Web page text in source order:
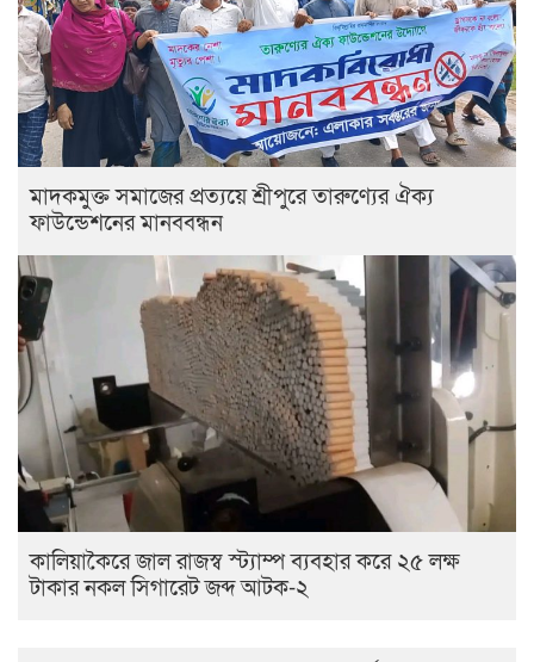
মাদকমুক্ত সমাজের প্রত্যয়ে শ্রীপুরে তারুণ্যের ঐক্য
ফাউন্ডেশনের মানববন্ধন
কালিয়াকৈরে জাল রাজস্ব স্ট্যাম্প ব্যবহার করে ২৫ লক্ষ
টাকার নকল সিগারেট জব্দ আটক-২